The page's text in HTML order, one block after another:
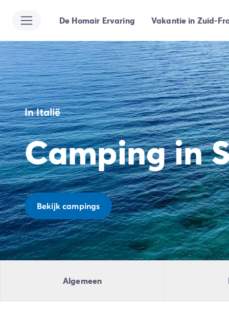
Alle bestemmingen
Camping Dalmatië
Camping Split
Camping Istrië
Camping Porec
Camping Rovinj
Camping Umag
Camping Frankrijk
Camping Bretagne
Camping Corsica
Camping Elzas
Camping Hauts-de-France
Camping Picardië
Camping Languedoc Roussillon
Camping Normandië
Camping Rhône-Alpes
Camping Ardèche
Camping Drôme
Camping Haute-Savoie
Camping Italië
De Homair Ervaring Vakantie in Zuid-
In Italië
Camping in
Bekijk campings
Algemeen